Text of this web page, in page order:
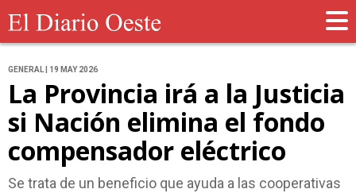
GENERAL | 19 MAY 2026
La Provincia irá a la Justicia
si Nación elimina el fondo
compensador eléctrico
Se trata de un beneficio que ayuda a las cooperativas